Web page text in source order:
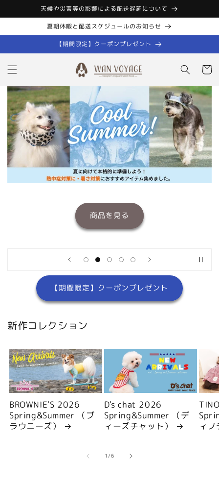
コンテン
ツに進む
天候や災害等の影響による配送遅延について
夏期休暇と配送スケジュールのお知らせ
【期間限定】クーポンプレゼント
ー
商品を見る
【期間限定】クーポンプレゼント
新作コレクション
BROWNIE'S 2026
Spring&Summer （ブ
ラウニーズ）
D's chat 2026
Spring&Summer （デ
ィーズチャット）
ィ
1/の
6